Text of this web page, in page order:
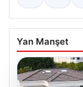
Yan Manşet